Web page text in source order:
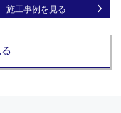
施工事例を見る